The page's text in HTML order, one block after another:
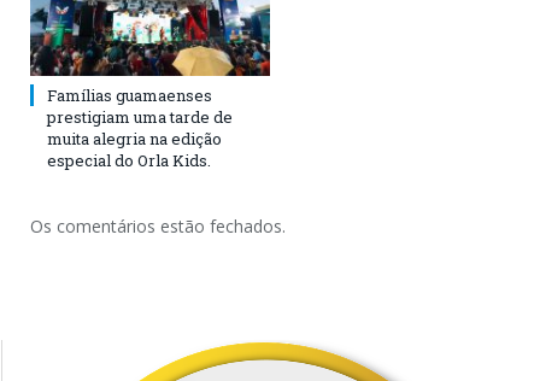
Famílias guamaenses
prestigiam uma tarde de
muita alegria na edição
especial do Orla Kids.
Os comentários estão fechados.